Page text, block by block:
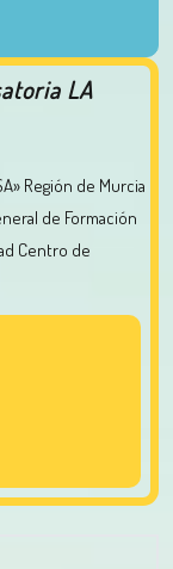
LA
de Formación
Centro de